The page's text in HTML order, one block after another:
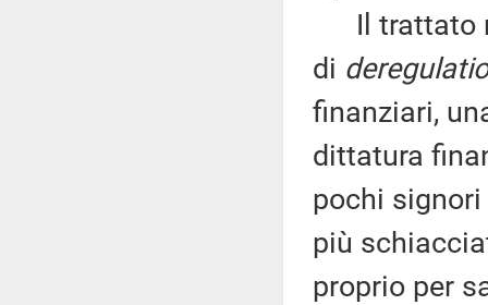
Il trattato
di
finanziari,
dittatura
pochi
più
proprio per